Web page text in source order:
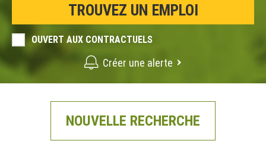
OUVERT AUX CONTRACTUELS
Créer une alerte
NOUVELLE RECHERCHE